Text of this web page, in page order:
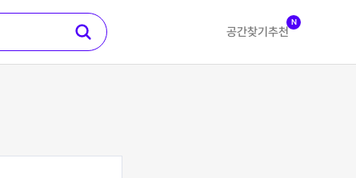
공간찾기 추천
N